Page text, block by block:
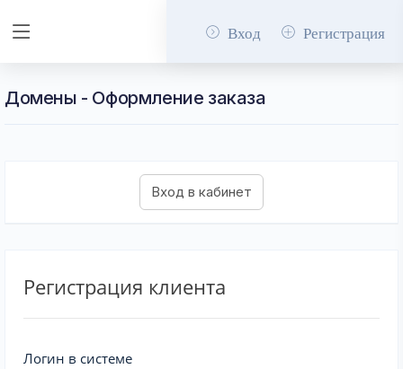
Вход Регистрация
Домены - Оформление заказа
Регистрация клиента
Логин в системе